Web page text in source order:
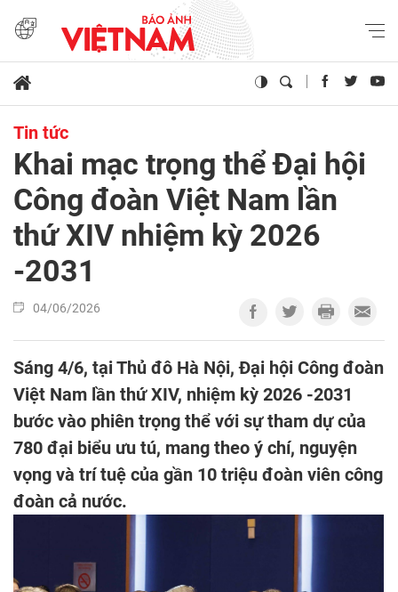
Tin tức
Khai mạc trọng thể Đại hội
Công đoàn Việt Nam lần
thứ XIV nhiệm kỳ 2026
-2031
04/06/2026
Sáng 4/6, tại Thủ đô Hà Nội, Đại hội Công đoàn
Việt Nam lần thứ XIV, nhiệm kỳ 2026 -2031
bước vào phiên trọng thể với sự tham dự của
780 đại biểu ưu tú, mang theo ý chí, nguyện
vọng và trí tuệ của gần 10 triệu đoàn viên công
đoàn cả nước.